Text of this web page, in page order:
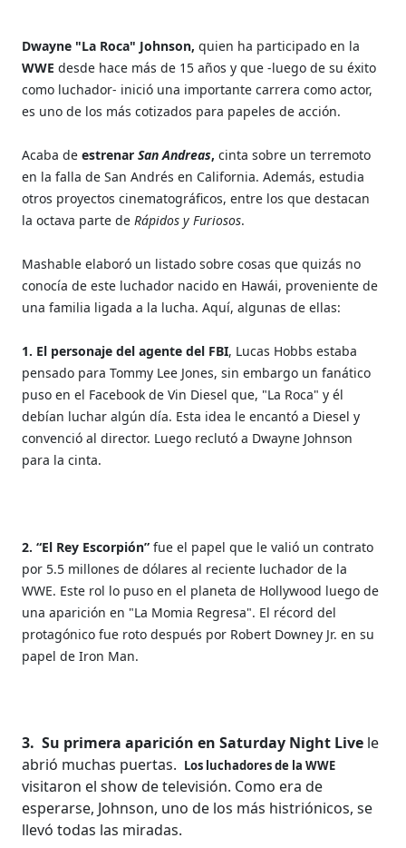
Dwayne "La Roca" Johnson, quien ha participado en la
WWE desde hace más de 15 años y que -luego de su éxito
como luchador- inició una importante carrera como actor,
es uno de los más cotizados para papeles de acción.
Acaba deestrenarSan Andreas, cinta sobre un terremoto
en la falla de San Andrés en California. Además, estudia
otros proyectos cinematográficos, entre los que destacan
la octava parte deRápidos y Furiosos.
Mashable elaboró un listado sobre cosas que quizás no
conocía de este luchador nacido en Hawái, proveniente de
una familia ligada a la lucha. Aquí, algunas de ellas:
1. El personaje del agente del FBI, Lucas Hobbs estaba
pensado para Tommy Lee Jones, sin embargo un fanático
puso en el Facebook de Vin Diesel que, "La Roca" y él
debían luchar algún día. Esta idea le encantó a Diesel y
convenció al director. Luego reclutó a Dwayne Johnson
para la cinta.
2. “El Rey Escorpión” fue el papel que le valió un contrato
por 5.5 millones de dólares al reciente luchador de la
WWE. Este rol lo puso en el planeta de Hollywood luego de
una aparición en "La Momia Regresa". El récord del
protagónico fue roto después por Robert Downey Jr. en su
papel de Iron Man.
3. Su primera aparición en Saturday Night Live le
abrió muchas puertas. Los luchadores de la WWE
visitaron el show de televisión. Como era de
esperarse, Johnson, uno de los más histriónicos, se
llevó todas las miradas.